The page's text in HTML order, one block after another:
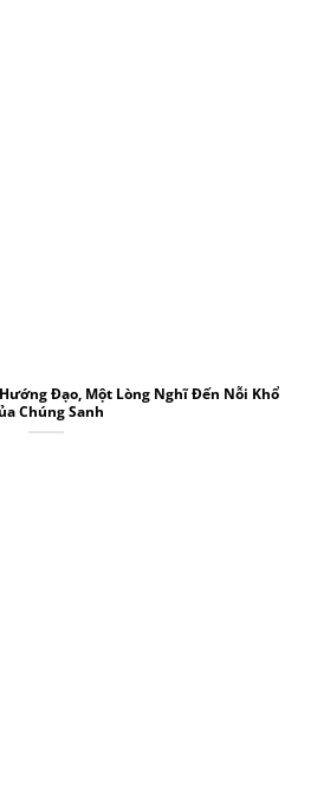
Đạo, Một Lòng Nghĩ Đến Nỗi Khổ
Chúng Sanh